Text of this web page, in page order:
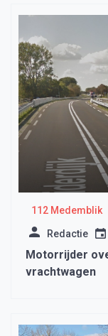
112 Medemblik
Redactie
Motorrijder
vrachtwagen